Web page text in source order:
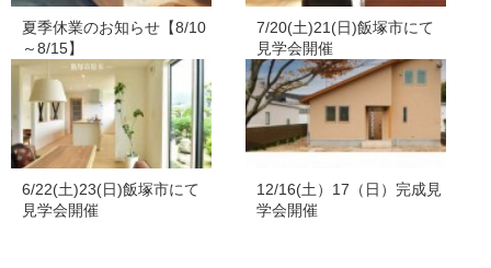
夏季休業のお知らせ【8/10
～8/15】
7/20(土)21(日)飯塚市にて
見学会開催
6/22(土)23(日)飯塚市にて
見学会開催
12/16(土）17（日）完成見
学会開催